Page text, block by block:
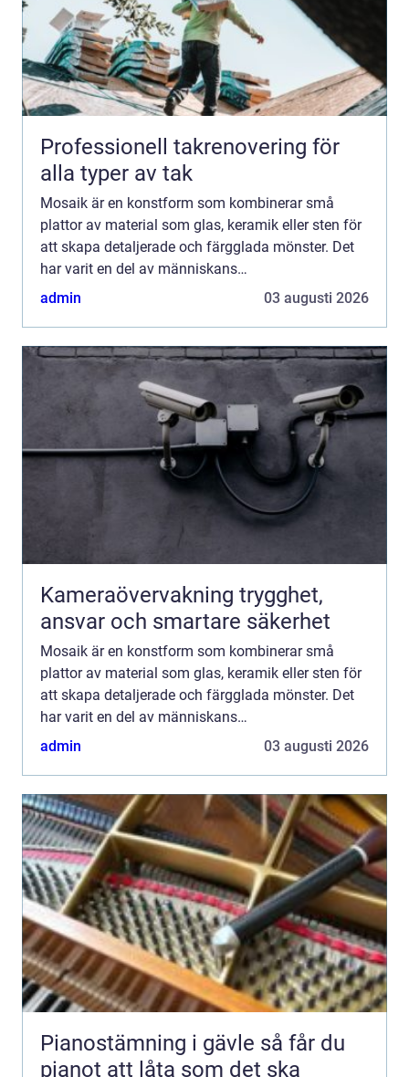
Professionell takrenovering för
alla typer av tak
Mosaik är en konstform som kombinerar små
plattor av material som glas, keramik eller sten för
att skapa detaljerade och färgglada mönster. Det
har varit en del av människans
inredningstraditioner i tusentals år, ...
admin 03 augusti 2026
Kameraövervakning trygghet,
ansvar och smartare säkerhet
Mosaik är en konstform som kombinerar små
plattor av material som glas, keramik eller sten för
att skapa detaljerade och färgglada mönster. Det
har varit en del av människans
inredningstraditioner i tusentals år, ...
admin 03 augusti 2026
Pianostämning i gävle så får du
pianot att låta som det ska